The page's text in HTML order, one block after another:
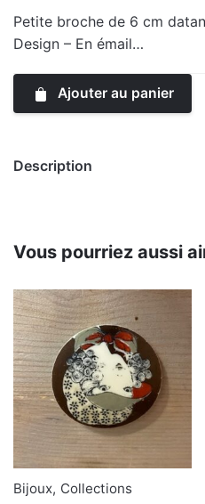
Petite broche de 6 cm
Design – En émail…
Ajouter au panier
Description
Vous pourriez aussi
Bijoux, Collections